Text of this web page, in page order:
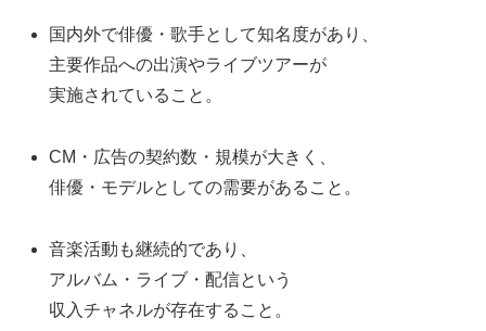
国内外で俳優・歌手として知名度があり、
主要作品への出演やライブツアーが
実施されていること。
CM・広告の契約数・規模が大きく、
俳優・モデルとしての需要があること。
音楽活動も継続的であり、
アルバム・ライブ・配信という
収入チャネルが存在すること。